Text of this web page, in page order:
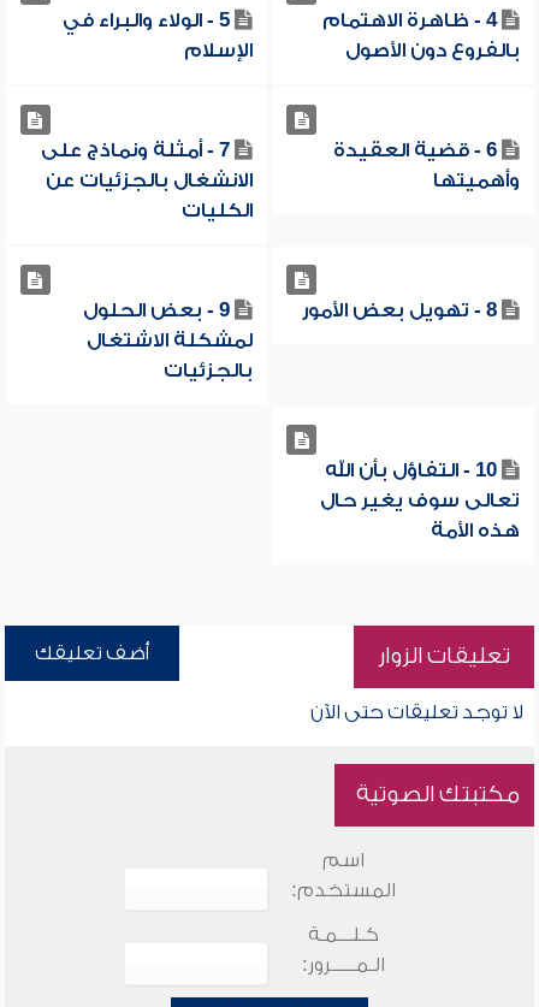
4 - ظاهرة الاهتمام
بالفروع دون الأصول
5 - الولاء والبراء في
الإسلام
6 - قضية العقيدة
وأهميتها
7 - أمثلة ونماذج على
الانشغال بالجزئيات عن
الكليات
8 - تهويل بعض الأمور
9 - بعض الحلول
لمشكلة الاشتغال
بالجزئيات
10 - التفاؤل بأن الله
تعالى سوف يغير حال
هذه الأمة
تعليقات الزوار أضف تعليقك
لا توجد تعليقات حتى الآن
مكتبتك الصوتية
اسم
المستخدم:
كـلـــمـة
الـمـــــرور: